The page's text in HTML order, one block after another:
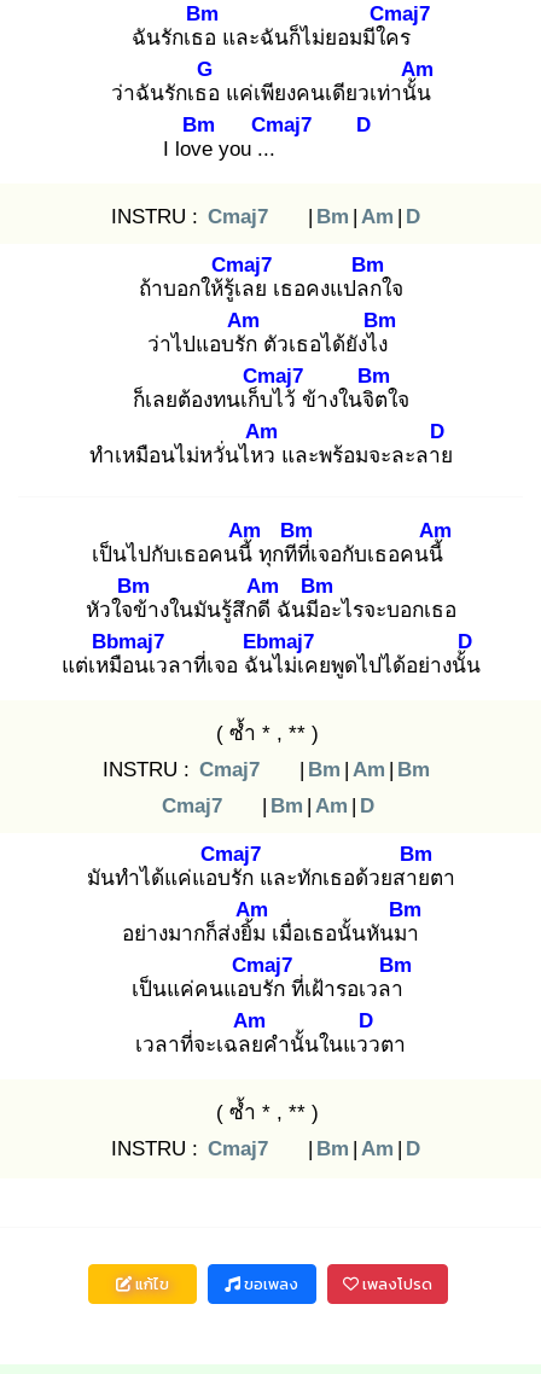
ฉันรักเธอ
Bm
และฉันก็ไม่ยอมมีใค
Cmaj7
ร
ว่าฉันรักเธอ
G
แค่เพียงคนเดียวเท่านั้น
Am
I love
Bm
you ...
Cmaj7 D
INSTRU : Cmaj7 | Bm | Am | D
ถ้าบอกให้รู้เ
Cmaj7
ลย เธอคงแปลก
Bm
ใจ
ว่าไปแอบรัก
Am
ตัวเธอได้ยังไง
Bm
ก็เลยต้องทนเก็บ
Cmaj7
ไว้ ข้างในจิต
Bm
ใจ
ทำเหมือนไม่หวั่นไหว
Am
และพร้อมจะละลาย
D
เป็นไปกับเธอคนนี้
Am
ทุกทีที่
Bm
เจอกับเธอคนนี้
Am
หัวใจข้
Bm
างในมันรู้สึกดี
Am
ฉันมีอ
Bm
ะไรจะบอกเธอ
แต่เหมื
Bbmaj7
อนเวลาที่เจอ ฉัน
Ebmaj7
ไม่เคยพูดไปได้อย่างนั้น
D
( ซ้ำ * , ** )
INSTRU : Cmaj7 | Bm | Am | Bm
Cmaj7
| Bm | Am | D
มันทำได้แค่แอบ
Cmaj7
รัก และทักเธอด้วยสาย
Bm
ตา
อย่างมากก็ส่งยิ้ม
Am
เมื่อเธอนั้นหันมา
Bm
เป็นแค่คนแอบ
Cmaj7
รัก ที่เฝ้ารอเวลา
Bm
เวลาที่จะเฉลย
Am
คำนั้นในแวว
D
ตา
( ซ้ำ * , ** )
INSTRU : Cmaj7 | Bm | Am | D
แก้ไข ขอเพลง เพลงโปรด